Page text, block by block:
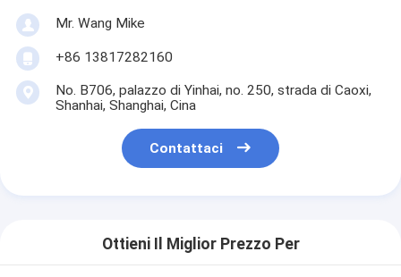
Mr. Wang Mike
+86 13817282160
No. B706, palazzo di Yinhai, no. 250, strada di Caoxi,
Shanhai, Shanghai, Cina
Contattaci
Ottieni Il Miglior Prezzo Per